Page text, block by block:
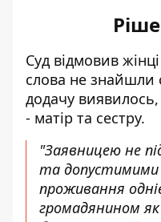
Суд відмовив
слова не знайшли
додачу
- матір та сестру.
"Заявницею не
та допустимими
проживання
громадянином